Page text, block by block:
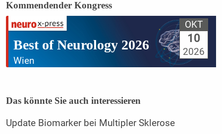
Kommendender Kongress
Best of Neurology 2026
Wien
OKT
10
2026
Das könnte Sie auch interessieren
Update Biomarker bei Multipler Sklerose